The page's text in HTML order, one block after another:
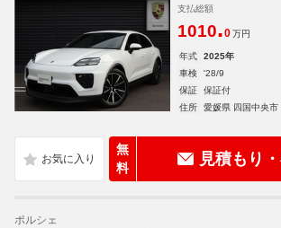
支払総額
1010.0 万円
年式 2025年
車検
'28/9
保証
保証付
住所
愛媛県 四国中央市
無
料
見積もり
ポルシェ